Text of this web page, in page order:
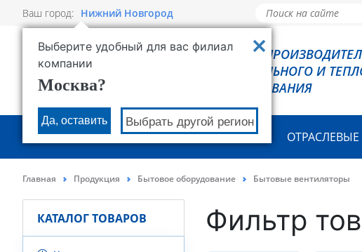
Ваш город: Нижний Новгород
Выберите удобный для вас филиал
компании
Москва?
Да, оставить Выбрать другой регион
РОВЕН -
ХОЛОДИЛЬНОГО И
ОБОРУДОВАНИЯ
О КОМПАНИИ ПРОДУКЦИЯ
Главная Продукция Бытовое оборудование Бытовые вентиляторы
КАТАЛОГ ТОВАРОВ Фильтр